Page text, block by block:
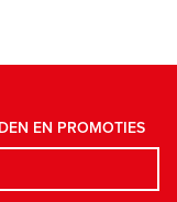
EN PROMOTIES